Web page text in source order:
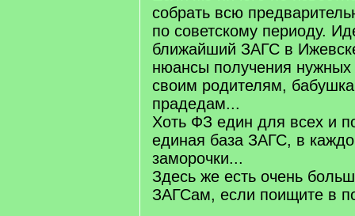
собрать всю
по советскому периоду.
ближайший ЗАГС в
нюансы получения нужных
своим родителям,
прадедам...
Хоть ФЗ един для всех и
единая база ЗАГС, в
заморочки...
Здесь же есть очень
ЗАГСам, если поищите в